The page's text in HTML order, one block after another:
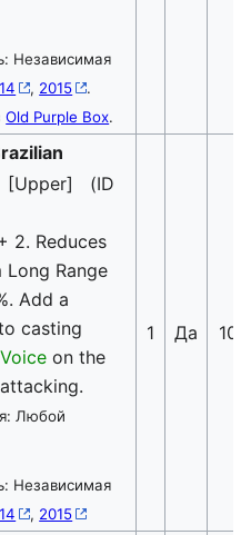
Независимая
, 2015
.
Old Purple Box.
(ID
2. Reduces
Range
Add a
casting
on the
Любой
Независимая
, 2015
1 Да 10